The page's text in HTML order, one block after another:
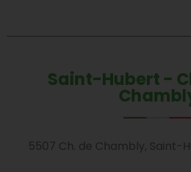
Saint-Hubert -
5507 Ch. de Chambly, Saint-